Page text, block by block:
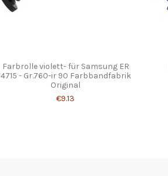
Farbrolle violett- für Samsung ER
4715 - Gr.760-ir 90 Farbbandfabrik
Original
€9.13